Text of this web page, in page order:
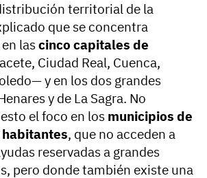
territorial de la
que se concentra
lascinco capitales de
Ciudad Real, Cuenca,
y en los dos grandes
y de La Sagra. No
el foco en los municipios de
habitantes, que no acceden a
reservadas a grandes
pero donde también existe una